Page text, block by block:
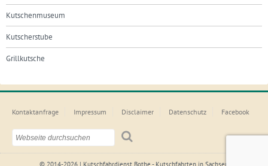
Kutschenmuseum
Kutscherstube
Grillkutsche
Kontaktanfrage Impressum Disclaimer Datenschutz Facebook